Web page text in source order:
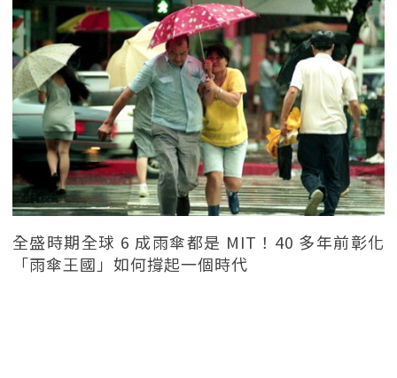
全盛時期全球 6 成雨傘都是 MIT！40 多年前彰化
「雨傘王國」如何撐起一個時代